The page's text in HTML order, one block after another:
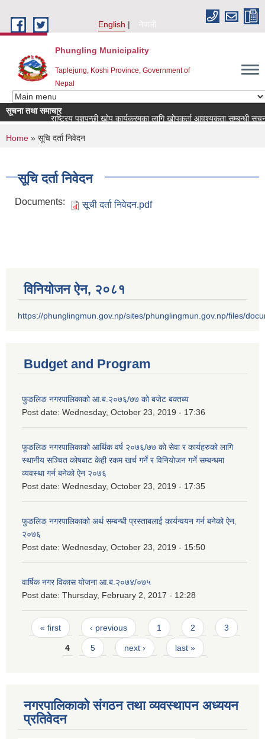
English
नेपाली
Phungling Municipality
Taplejung, Koshi Province, Government of
Nepal
सूचना तथा समाचार
राष्ट्रिय पशुपन्छी खोप कार्यक्रमका लागि खोपकर्ता आवश्यकता सम्बन्धी सूचना!
You are here
Home » सूचि दर्ता निवेदन
सूचि दर्ता निवेदन
Documents: सूची दर्ता निवेदन.pdf
विनियोजन ऐन‚ २०८१
https://phunglingmun.gov.np/sites/phunglingmun.gov.np/files/
Budget and Program
फुङलिङ नगरपालिकाको आ.ब.२०७६/७७ को बजेट बक्तब्य
Post date: Wednesday, October 23, 2019 - 17:36
फूङलिङ नगरपालिकाको आर्थिक वर्ष २०७६/७७ को सेवा र कार्यहरुको लागि
स्थानीय सञ्चित कोषबाट केही रकम खर्च गर्ने र विनियोजन गर्ने सम्बन्धमा
व्यवस्था गर्न बनेको ऐन २०७६
Post date: Wednesday, October 23, 2019 - 17:35
फुङलिङ नगरपालिकाको अर्थ सम्बन्धी प्रस्ताबलाई कार्यन्वयन गर्न बनेको ऐन‚
२०७६
Post date: Wednesday, October 23, 2019 - 15:50
वार्षिक नगर विकास योजना आ.ब.२०७४/०७५
Post date: Thursday, February 2, 2017 - 12:28
Pages
« first ‹ previous 1 2 3
4 5 next › last »
नगरपालिकाको संगठन तथा व्यवस्थापन अध्ययन
प्रतिवेदन